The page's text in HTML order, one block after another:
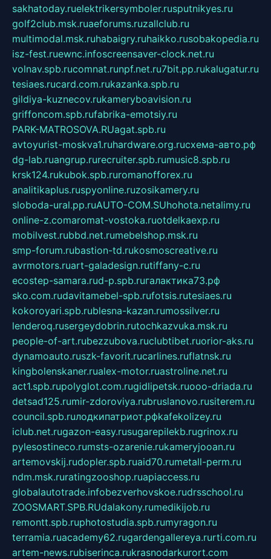
sakhatoday.ruelektrikersymboler.rusputnikyes.ru
golf2club.msk.ruaeforums.ruzallclub.ru
multimodal.msk.ruhabaigry.ruhaikko.rusobakopedia.ru
isz-fest.ruewnc.infoscreensaver-clock.net.ru
volnav.spb.rucomnat.runpf.net.ru7bit.pp.rukalugatur.ru
tesiaes.rucard.com.rukazanka.spb.ru
gildiya-kuznecov.rukameryboavision.ru
griffoncom.spb.rufabrika-emotsiy.ru
PARK-MATROSOVA.RUagat.spb.ru
avtoyurist-moskva1.ruhardware.org.ruсхема-авто.рф
dg-lab.ruangrup.rurecruiter.spb.rumusic8.spb.ru
krsk124.rukubok.spb.ruromanofforex.ru
analitikaplus.ruspyonline.ruzosikamery.ru
sloboda-ural.pp.ruAUTO-COM.SUhohota.netalimy.ru
online-z.comaromat-vostoka.ruotdelkaexp.ru
mobilvest.rubbd.net.rumebelshop.msk.ru
smp-forum.rubastion-td.rukosmoscreative.ru
avrmotors.ruart-galadesign.rutiffany-c.ru
ecostep-samara.rud-p.spb.ruгалактика73.рф
sko.com.rudavitamebel-spb.rufotsis.rutesiaes.ru
kokoroyari.spb.rublesna-kazan.rumossilver.ru
lenderoq.rusergeydobrin.rutochkazvuka.msk.ru
people-of-art.rubezzubova.ruclubtibet.ruorior-aks.ru
dynamoauto.ruszk-favorit.rucarlines.ruflatnsk.ru
kingbolenskaner.rualex-motor.ruastroline.net.ru
act1.spb.rupolyglot.com.rugidlipetsk.ruooo-driada.ru
detsad125.rumir-zdoroviya.rubruslanovo.rusiterem.ru
council.spb.ruлодкипатриот.рфkafekolizey.ru
iclub.net.rugazon-easy.rusugarepilekb.rugrinox.ru
pylesostineco.rumsts-ozarenie.rukameryjooan.ru
artemovskij.rudopler.spb.ruaid70.rumetall-perm.ru
ndm.msk.ruratingzooshop.ruapiaccess.ru
globalautotrade.infobezverhovskoe.rudrsschool.ru
ZOOSMART.SPB.RUdalakony.rumedikijob.ru
remontt.spb.ruphotostudia.spb.rumyragon.ru
terramia.ruacademy62.rugardengallereya.rurti.com.ru
artem-news.rubiserinca.rukrasnodarkurort.com